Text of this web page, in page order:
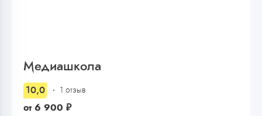
Медиашкола
10,0 1 отзыв
от 6 900 ₽